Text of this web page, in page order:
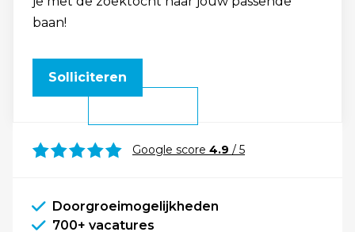
baan!
Solliciteren
Google score 4.9 / 5
Doorgroeimogelijkheden
700+ vacatures